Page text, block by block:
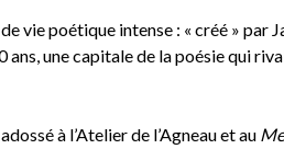
vie poétique intense : « créé » par
ans, une capitale de la poésie qui
à l’Atelier de l’Agneau et au